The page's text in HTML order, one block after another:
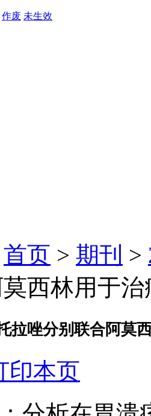
作废 未生效
首页 > 期刊 >
西林用于
拉唑分别联合阿莫
印本页